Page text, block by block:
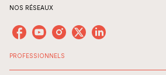
NOS RÉSEAUX
PROFESSIONNELS